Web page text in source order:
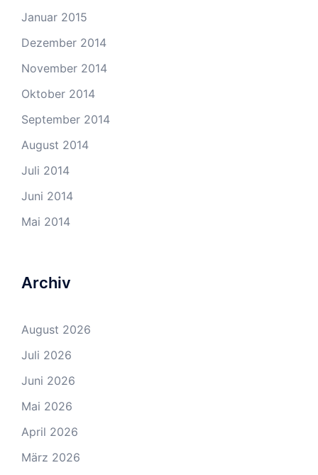
Januar 2015
Dezember 2014
November 2014
Oktober 2014
September 2014
August 2014
Juli 2014
Juni 2014
Mai 2014
Archiv
August 2026
Juli 2026
Juni 2026
Mai 2026
April 2026
März 2026